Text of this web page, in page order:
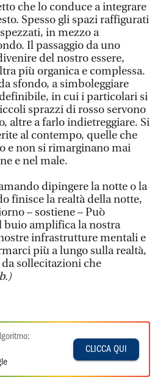
che lo conduce a integrare
Spesso gli spazi raffigurati
in mezzo a
Il passaggio da uno
del nostro essere,
più organica e complessa.
sfondo, a simboleggiare
in cui i particolari si
sprazzi di rosso servono
altre a farlo indietreggiare. Si
al contempo, quelle che
e non si rimarginano mai
e nel male.
dipingere la notte o la
finisce la realtà della notte,
– sostiene – Può
buio amplifica la nostra
infrastrutture mentali e
più a lungo sulla realtà,
sollecitazioni che
CLICCA QUI